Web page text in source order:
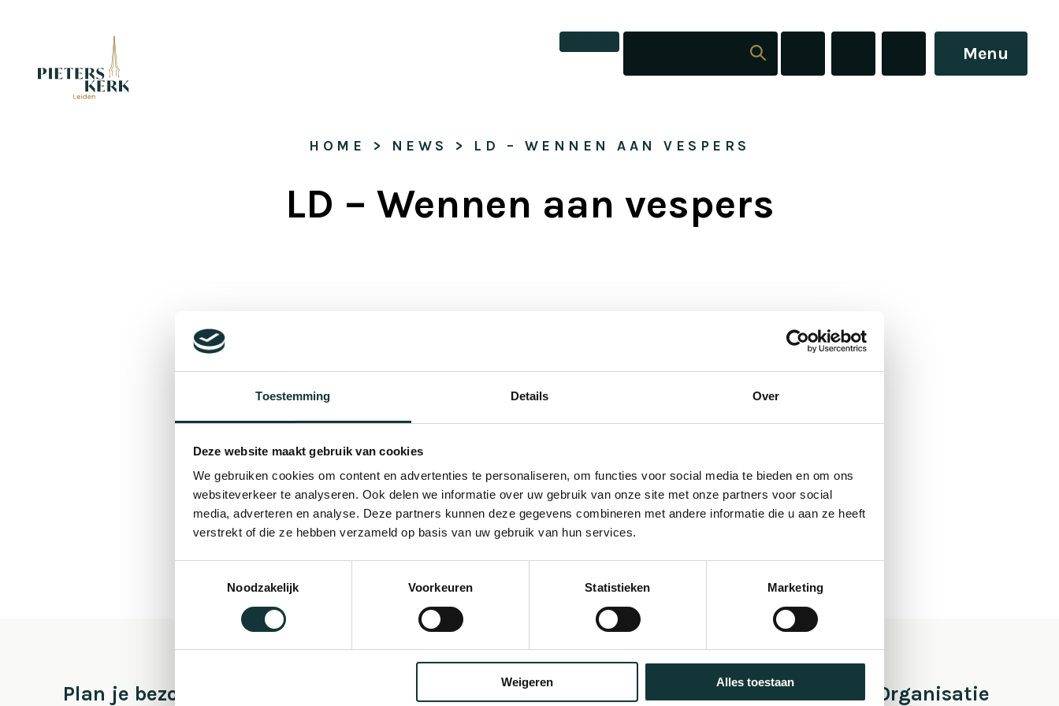
Toestemming Details Over
Deze website maakt gebruik van cookies
We gebruiken cookies om content en advertenties te personaliseren, om functies voor social media te bieden en om ons
websiteverkeer te analyseren. Ook delen we informatie over uw gebruik van onze site met onze partners voor social
media, adverteren en analyse. Deze partners kunnen deze gegevens combineren met andere informatie die u aan ze heeft
verstrekt of die ze hebben verzameld op basis van uw gebruik van hun services.
Noodzakelijk
Voorkeuren Statistieken Marketing
Weigeren Alles toestaan
Menu
HOME > NEWS > LD – WENNEN AAN VESPERS
LD – Wennen aan vespers
Bekijk alle blogberichten
Plan je bezoek Orgel Masterclass Auditie Café Pieter Organisatie